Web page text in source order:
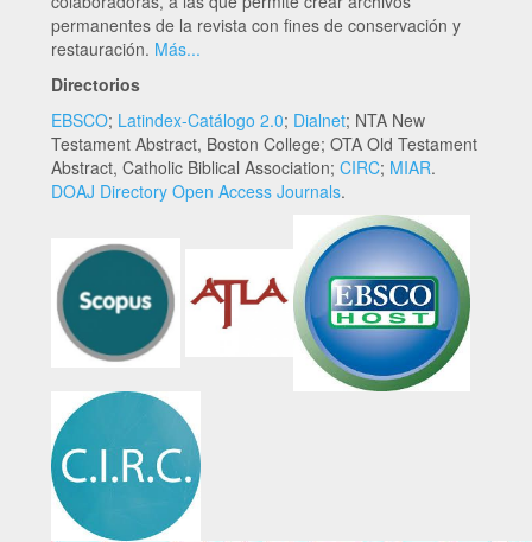
permanentes de la revista con fines de conservación y
restauración. Más...
Directorios
EBSCO; Latindex-Catálogo 2.0; Dialnet; NTA New
Testament Abstract, Boston College; OTA Old Testament
Abstract, Catholic Biblical Association; CIRC; MIAR.
DOAJ Directory Open Access Journals.